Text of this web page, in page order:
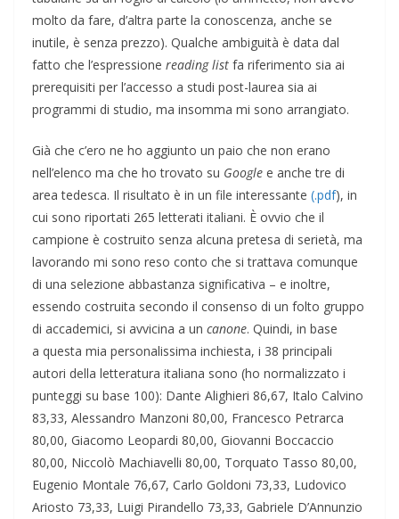
molto da fare, d’altra parte la conoscenza, anche se
inutile, è senza prezzo). Qualche ambiguità è data dal
fatto che l’espressione reading list fa riferimento sia ai
prerequisiti per l’accesso a studi post-laurea sia ai
programmi di studio, ma insomma mi sono arrangiato.
Già che c’ero ne ho aggiunto un paio che non erano
nell’elenco ma che ho trovato su Google e anche tre di
area tedesca. Il risultato è in un file interessante (.pdf), in
cui sono riportati 265 letterati italiani. È ovvio che il
campione è costruito senza alcuna pretesa di serietà, ma
lavorando mi sono reso conto che si trattava comunque
di una selezione abbastanza significativa – e inoltre,
essendo costruita secondo il consenso di un folto gruppo
di accademici, si avvicina a un canone. Quindi, in base
a questa mia personalissima inchiesta, i 38 principali
autori della letteratura italiana sono (ho normalizzato i
punteggi su base 100): Dante Alighieri 86,67, Italo Calvino
83,33, Alessandro Manzoni 80,00, Francesco Petrarca
80,00, Giacomo Leopardi 80,00, Giovanni Boccaccio
80,00, Niccolò Machiavelli 80,00, Torquato Tasso 80,00,
Eugenio Montale 76,67, Carlo Goldoni 73,33, Ludovico
Ariosto 73,33, Luigi Pirandello 73,33, Gabriele D’Annunzio